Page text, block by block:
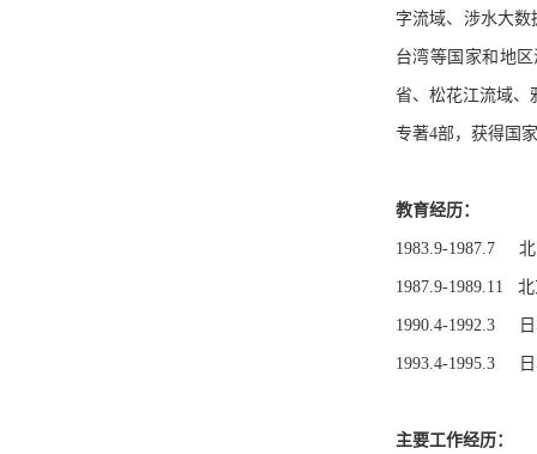
字流域、涉水大
台湾等国家和地
省、松花江流域、
专著4部，获得国
教育经历：
1983.9-1987.7 北
1987.9-1989.11
1990.4-1992.3 日
1993.4-1995.3 日
主要工作经历：